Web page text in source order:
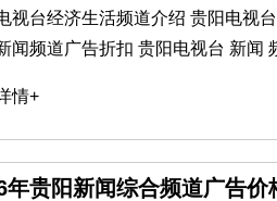
视台经济生活频道介绍 贵阳电视
闻频道广告折扣 贵阳电视台 新闻
情+
年贵阳新闻综合频道广告价